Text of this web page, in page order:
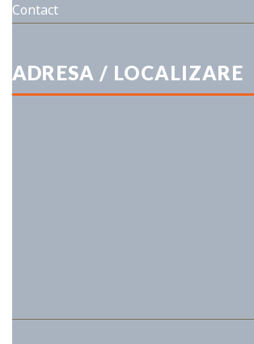
Contact
ADRESA / LOCALIZARE